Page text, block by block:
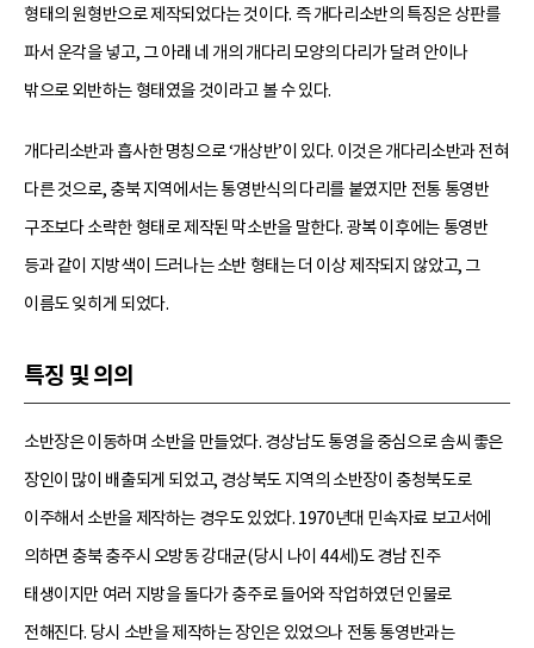
형태의 원형반으로 제작되었다는 것이다. 즉 개다리소반의 특징은 상판를
파서 운각을 넣고, 그 아래 네 개의 개다리 모양의 다리가 달려 안이나
밖으로 외반하는 형태였을 것이라고 볼 수 있다.
개다리소반과 흡사한 명칭으로 ‘개상반’이 있다. 이것은 개다리소반과 전혀
다른 것으로, 충북 지역에서는 통영반식의 다리를 붙였지만 전통 통영반
구조보다 소략한 형태로 제작된 막소반을 말한다. 광복 이후에는 통영반
등과 같이 지방색이 드러나는 소반 형태는 더 이상 제작되지 않았고, 그
이름도 잊히게 되었다.
특징 및 의의
소반장은 이동하며 소반을 만들었다. 경상남도 통영을 중심으로 솜씨 좋은
장인이 많이 배출되게 되었고, 경상북도 지역의 소반장이 충청북도로
이주해서 소반을 제작하는 경우도 있었다. 1970년대 민속자료 보고서에
의하면 충북 충주시 오방동 강대균(당시 나이 44세)도 경남 진주
태생이지만 여러 지방을 돌다가 충주로 들어와 작업하였던 인물로
전해진다. 당시 소반을 제작하는 장인은 있었으나 전통 통영반과는